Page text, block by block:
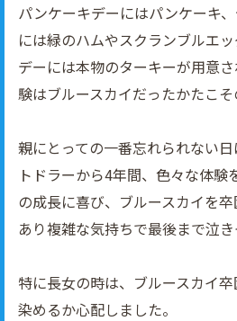
パンケーキデーにはパンケーキ
には緑のハムやスクランブルエ
デーには本物のターキーが用意
験はブルースカイだったかたこそ
親にとっての一番忘れられない日
トドラーから4年間、色々な体験
の成長に喜び、ブルースカイを
あり複雑な気持ちで最後まで泣き
特に長女の時は、ブルースカイ
染めるか心配しました。